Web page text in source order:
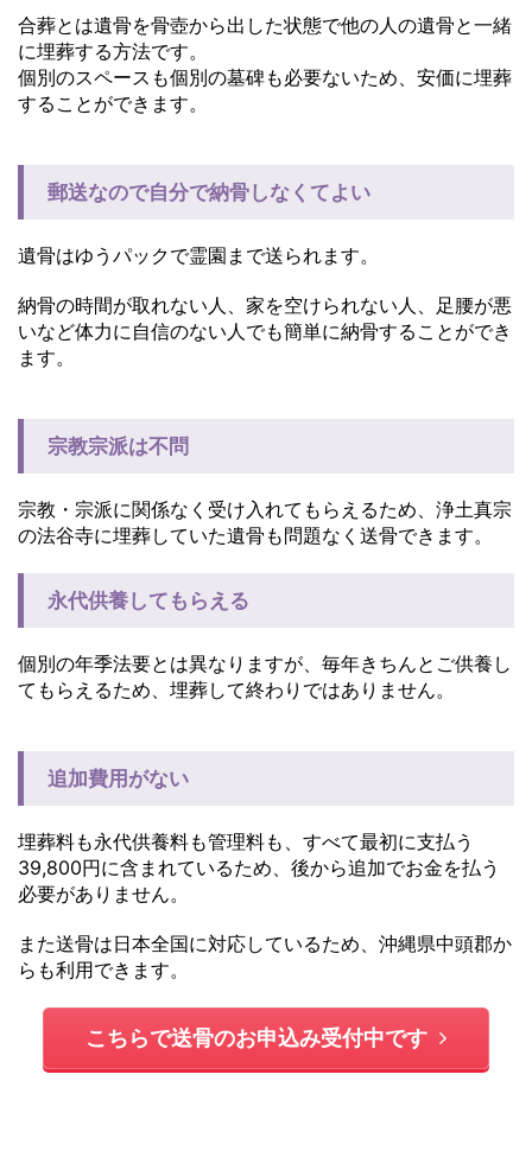
合葬とは遺骨を骨壺から出した状態で他の人の遺骨と一緒
に埋葬する方法です。
個別のスペースも個別の墓碑も必要ないため、安価に埋葬
することができます。
郵送なので自分で納骨しなくてよい
遺骨はゆうパックで霊園まで送られます。
納骨の時間が取れない人、家を空けられない人、足腰が悪
いなど体力に自信のない人でも簡単に納骨することができ
ます。
宗教宗派は不問
宗教・宗派に関係なく受け入れてもらえるため、浄土真宗
の法谷寺に埋葬していた遺骨も問題なく送骨できます。
永代供養してもらえる
個別の年季法要とは異なりますが、毎年きちんとご供養し
てもらえるため、埋葬して終わりではありません。
追加費用がない
埋葬料も永代供養料も管理料も、すべて最初に支払う
39,800円に含まれているため、後から追加でお金を払う
必要がありません。
また送骨は日本全国に対応しているため、沖縄県中頭郡か
らも利用できます。
こちらで送骨のお申込み受付中です